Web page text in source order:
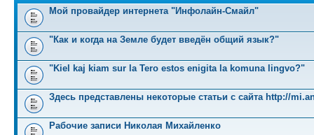
Мой провайдер интернета "Инфолайн-Смайл"
"Как и когда на Земле будет введён общий язык?"
"Kiel kaj kiam sur la Tero estos enigita la komuna lingvo?"
Здесь представлены некоторые статьи с сайта http://
Рабочие записи Николая Михайленко